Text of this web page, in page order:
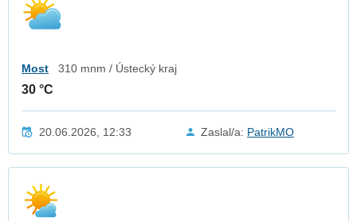
Most 310 mnm / Ústecký kraj
30 °C
20.06.2026, 12:33 Zaslal/a: PatrikMO